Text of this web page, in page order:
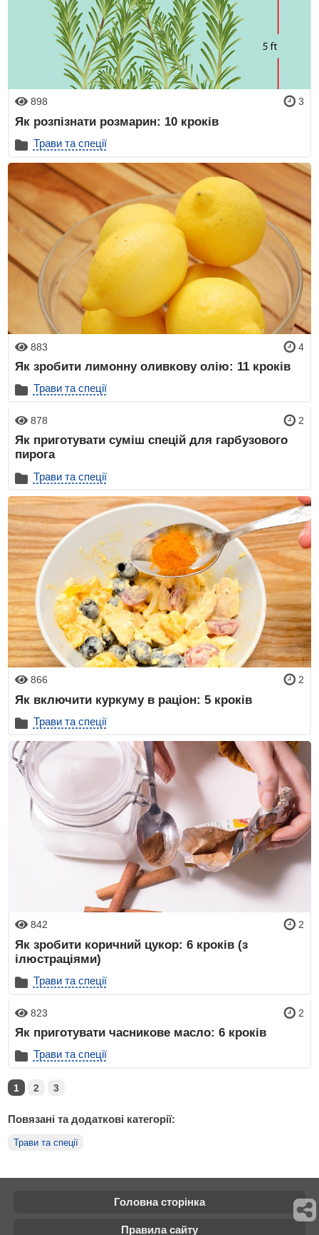
898 3
Як розпізнати розмарин: 10 кроків
Трави та спеції
883 4
Як зробити лимонну оливкову олію: 11 кроків
Трави та спеції
878 2
Як приготувати суміш спецій для гарбузового
пирога
Трави та спеції
866 2
Як включити куркуму в раціон: 5 кроків
Трави та спеції
842 2
Як зробити коричний цукор: 6 кроків (з
ілюстраціями)
Трави та спеції
823 2
Як приготувати часникове масло: 6 кроків
Трави та спеції
1 2 3
Повязані та додаткові категорії:
Трави та спеції
Головна сторінка
Правила сайту